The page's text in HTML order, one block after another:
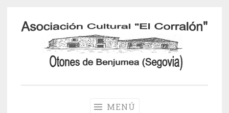
Saltar
contenido
MENÚ